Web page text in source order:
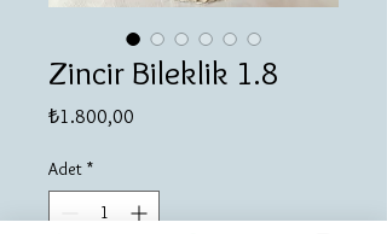
Zincir Bileklik 1.8
₺1.800,00
Adet *